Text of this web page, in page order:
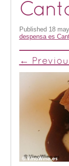
Published 18
despensa es
←